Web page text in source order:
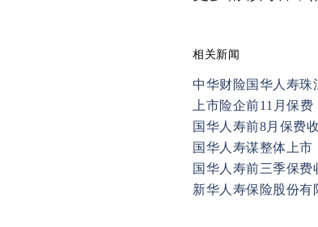
相关新闻
中华财险国华人寿珠
上市险企前11月保
国华人寿前8月保费
国华人寿谋整体上市
国华人寿前三季保费
新华人寿保险股份